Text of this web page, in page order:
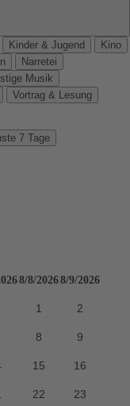
Kinder & Jugend
Kino
Narretei
Musik
Vortrag & Lesung
7 Tage